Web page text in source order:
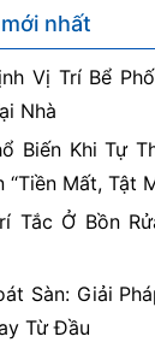
nhất
Vị Trí Bể
Nhà
Biến Khi Tự
“Tiền Mất, Tật
Tắc Ở Bồn
Sàn: Giải
Từ Đầu